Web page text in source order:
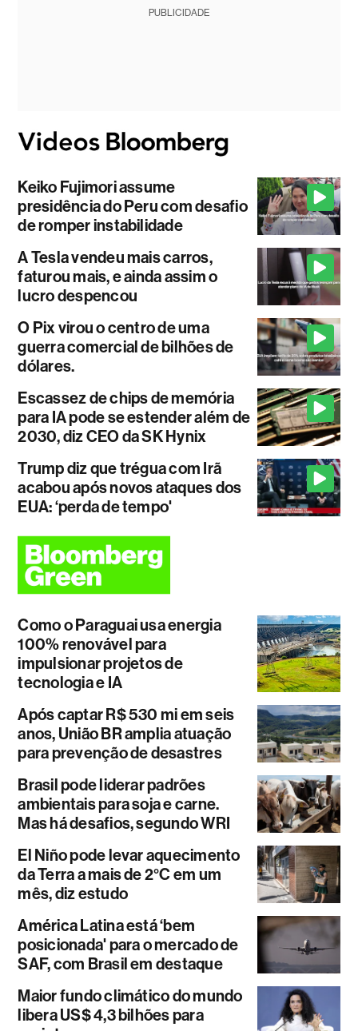
PUBLICIDADE
Keiko Fujimori assume
presidência do Peru com desafio
de romper instabilidade
A Tesla vendeu mais carros,
faturou mais, e ainda assim o
lucro despencou
O Pix virou o centro de uma
guerra comercial de bilhões de
dólares.
Escassez de chips de memória
para IA pode se estender além de
2030, diz CEO da SK Hynix
Trump diz que trégua com Irã
acabou após novos ataques dos
EUA: ‘perda de tempo'
Como o Paraguai usa energia
100% renovável para
impulsionar projetos de
tecnologia e IA
Após captar R$ 530 mi em seis
anos, União BR amplia atuação
para prevenção de desastres
Brasil pode liderar padrões
ambientais para soja e carne.
Mas há desafios, segundo WRI
El Niño pode levar aquecimento
da Terra a mais de 2°C em um
mês, diz estudo
América Latina está ‘bem
posicionada' para o mercado de
SAF, com Brasil em destaque
Maior fundo climático do mundo
libera US$ 4,3 bilhões para